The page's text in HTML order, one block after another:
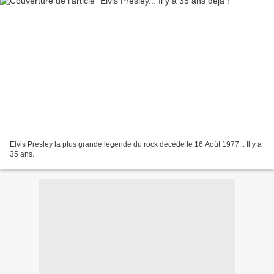
Elvis Presley la plus grande légende du rock décède le 16 Août 1977... Il y a
35 ans.